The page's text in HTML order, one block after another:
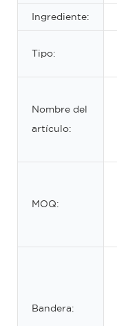
Ingrediente:
Tipo:
Nombre del
artículo:
MOQ:
Bandera: